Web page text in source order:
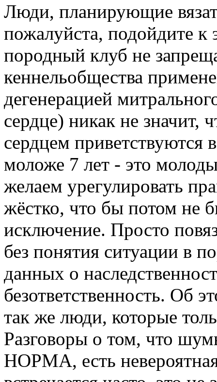
Люди, планирующие
пожалуйста, подойдите к
породный клуб не
кеннельобщества
дегенерацией
сердце) никак не значит,
сердцем приветствуются
моложе 7 лет - это
желаем урегулировать
жёстко, что бы потом не
исключение. Просто
без понятия ситуации в
данных о
безответственность. Об
так же люди, которые
Разговоры о том, что
НОРМА, есть